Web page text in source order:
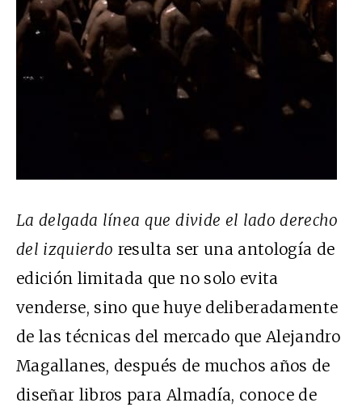
La delgada línea que divide el lado derecho
del izquierdo resulta ser una antología de
edición limitada que no solo evita
venderse, sino que huye deliberadamente
de las técnicas del mercado que Alejandro
Magallanes, después de muchos años de
diseñar libros para Almadía, conoce de